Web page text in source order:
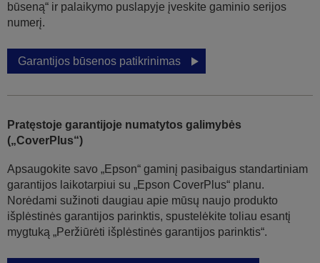
būseną“ ir palaikymo puslapyje įveskite gaminio serijos
numerį.
Garantijos būsenos patikrinimas
Pratęstoje garantijoje numatytos galimybės
(„CoverPlus“)
Apsaugokite savo „Epson“ gaminį pasibaigus standartiniam
garantijos laikotarpiui su „Epson CoverPlus“ planu.
Norėdami sužinoti daugiau apie mūsų naujo produkto
išplėstinės garantijos parinktis, spustelėkite toliau esantį
mygtuką „Peržiūrėti išplėstinės garantijos parinktis“.